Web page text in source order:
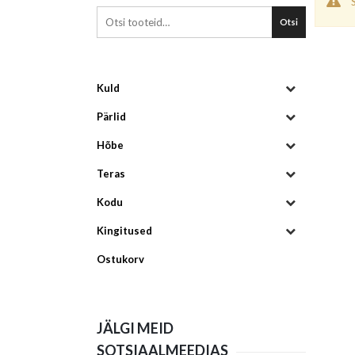
Otsi
Kuld
Pärlid
Hõbe
Teras
Kodu
Kingitused
Ostukorv
JÄLGI MEID
SOTSIAALMEEDIAS